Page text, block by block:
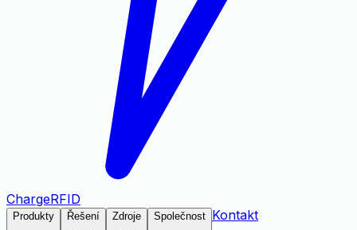
ChargeRFID
Produkty Řešení Zdroje Společnost Kontakt